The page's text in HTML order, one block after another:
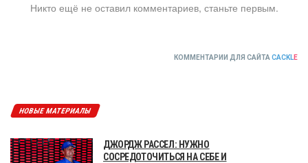
Никто ещё не оставил комментариев, станьте первым.
КОММЕНТАРИИ ДЛЯ САЙТА CACKLE
НОВЫЕ МАТЕРИАЛЫ
ДЖОРДЖ РАССЕЛ: НУЖНО
СОСРЕДОТОЧИТЬСЯ НА СЕБЕ И